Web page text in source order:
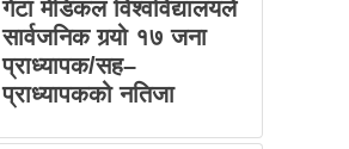
गेटा मेडिकल विश्वविद्यालयले
सार्वजनिक गर्‍यो १७ जना
प्राध्यापक/सह–
प्राध्यापकको नतिजा